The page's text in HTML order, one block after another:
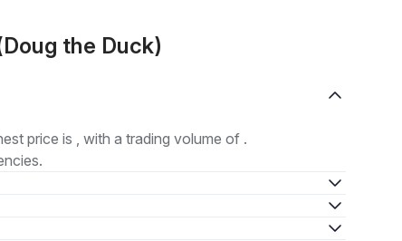
the Duck)
price is , with a trading volume of .